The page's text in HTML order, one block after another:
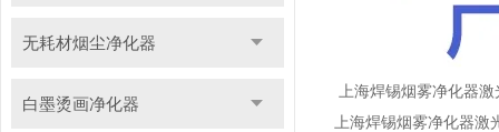
无耗材烟尘净化器
白墨烫画净化器
上海焊锡烟雾净化器
上海焊锡烟雾净化器